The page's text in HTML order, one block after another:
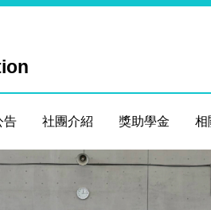
告 社團介紹 獎助學金 相